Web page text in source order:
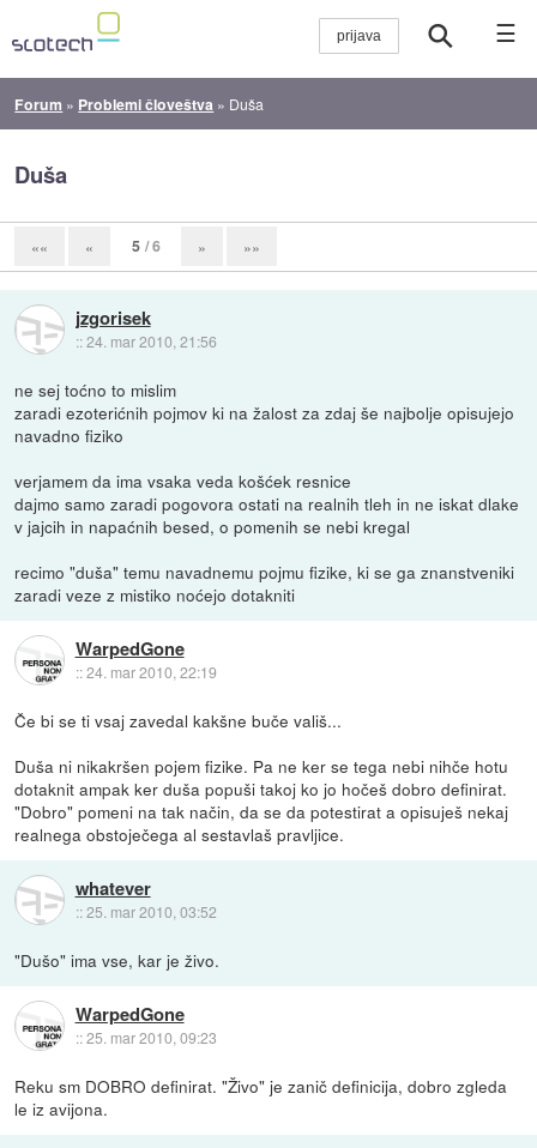
☰
Forum » Problemi človeštva » Duša
Duša
«« « 5 / 6 » »»
jzgorisek
::24. mar 2010, 21:56
ne sej toćno to mislim
zaradi ezoterićnih pojmov ki na žalost za zdaj še najbolje opisujejo
navadno fiziko
verjamem da ima vsaka veda košćek resnice
dajmo samo zaradi pogovora ostati na realnih tleh in ne iskat dlake
v jajcih in napaćnih besed, o pomenih se nebi kregal
recimo "duša" temu navadnemu pojmu fizike, ki se ga znanstveniki
zaradi veze z mistiko noćejo dotakniti
WarpedGone
::24. mar 2010, 22:19
Če bi se ti vsaj zavedal kakšne buče vališ...
Duša ni nikakršen pojem fizike. Pa ne ker se tega nebi nihče hotu
dotaknit ampak ker duša popuši takoj ko jo hočeš dobro definirat.
"Dobro" pomeni na tak način, da se da potestirat a opisuješ nekaj
realnega obstoječega al sestavlaš pravljice.
whatever
::25. mar 2010, 03:52
"Dušo" ima vse, kar je živo.
WarpedGone
::25. mar 2010, 09:23
Reku sm DOBRO definirat. "Živo" je zanič definicija, dobro zgleda
le iz avijona.